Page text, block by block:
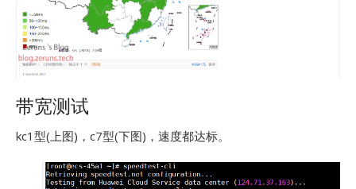
带宽测试
kc1型(上图)，c7型(下图)，速度都达标。